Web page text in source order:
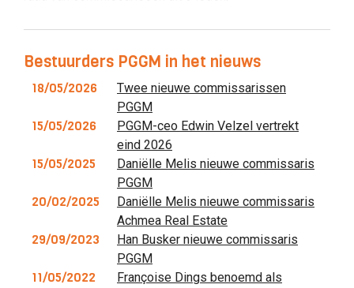
Bestuurders PGGM in het nieuws
18/05/2026
Twee nieuwe commissarissen
PGGM
15/05/2026
PGGM-ceo Edwin Velzel vertrekt
eind 2026
15/05/2025
Daniëlle Melis nieuwe commissaris
PGGM
20/02/2025
Daniëlle Melis nieuwe commissaris
Achmea Real Estate
29/09/2023
Han Busker nieuwe commissaris
PGGM
11/05/2022
Françoise Dings benoemd als